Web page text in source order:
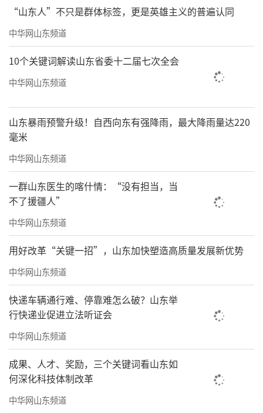
“山东人”不只是群体标签，更是英雄主义的普遍认同
中华网山东频道
10个关键词解读山东省委十二届七次全会
中华网山东频道
山东暴雨预警升级！自西向东有强降雨，最大降雨量达220
毫米
中华网山东频道
一群山东医生的喀什情：“没有担当，当
不了援疆人”
中华网山东频道
用好改革“关键一招”，山东加快塑造高质量发展新优势
中华网山东频道
快递车辆通行难、停靠难怎么破？山东举
行快递业促进立法听证会
中华网山东频道
成果、人才、奖励，三个关键词看山东如
何深化科技体制改革
中华网山东频道